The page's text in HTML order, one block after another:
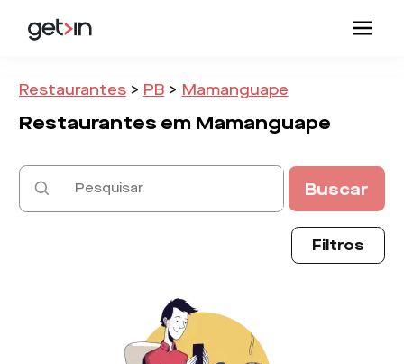
Restaurantes > PB > Mamanguape
Restaurantes em Mamanguape
Buscar
Filtros